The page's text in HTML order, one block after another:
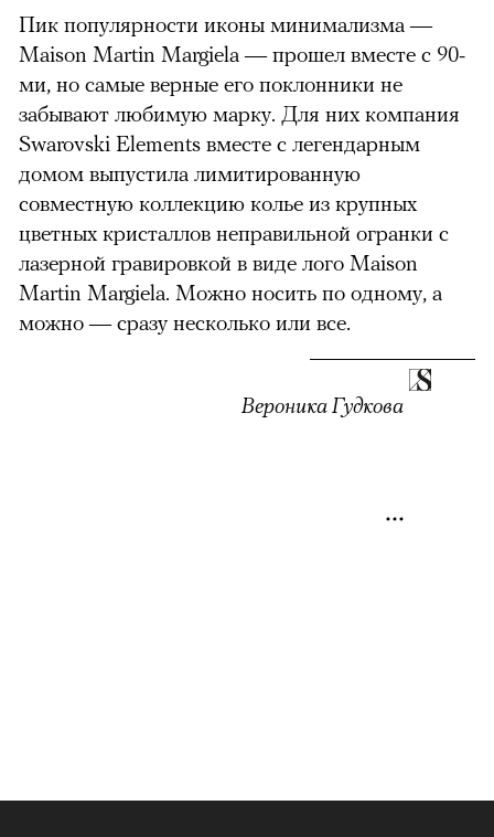
Пик популярности иконы минимализма —
Maison Martin Margiela — прошел вместе с 90-
ми, но самые верные его поклонники не
забывают любимую марку. Для них компания
Swarovski Elements вместе с легендарным
домом выпустила лимитированную
совместную коллекцию колье из крупных
цветных кристаллов неправильной огранки с
лазерной гравировкой в виде лого Maison
Martin Margiela. Можно носить по одному, а
можно — сразу несколько или все.
Вероника Гудкова